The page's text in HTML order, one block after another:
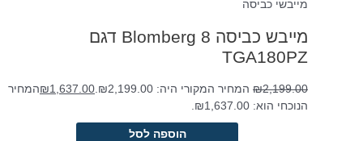
מייבשי כביסה
מייבש כביסה Blomberg 8 דגם
TGA180PZ
₪2,199.00 המחיר המקורי היה: ₪2,199.00. ₪1,637.00
המחיר
הנוכחי הוא: ₪1,637.00.
הוספה לסל